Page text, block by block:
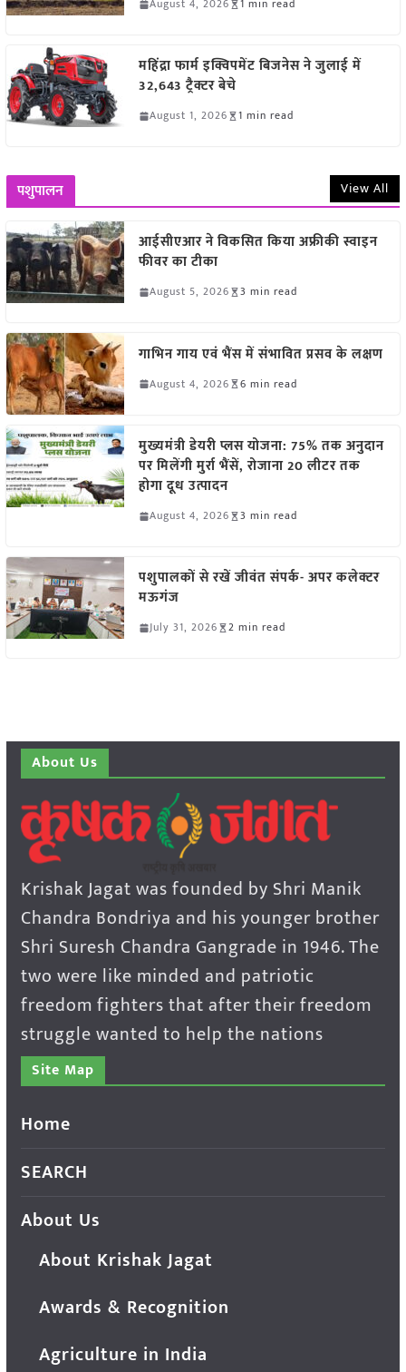
August 4, 2026 1 min read
महिंद्रा फार्म इक्विपमेंट बिजनेस ने जुलाई में
32,643 ट्रैक्टर बेचे
August 1, 2026 1 min read
पशुपालन View All
आईसीएआर ने विकसित किया अफ्रीकी स्वाइन
फीवर का टीका
August 5, 2026 3 min read
गाभिन गाय एवं भैंस में संभावित प्रसव के लक्षण
August 4, 2026 6 min read
मुख्यमंत्री डेयरी प्लस योजना: 75% तक अनुदान
पर मिलेंगी मुर्रा भैंसें, रोजाना 20 लीटर तक
होगा दूध उत्पादन
August 4, 2026 3 min read
पशुपालकों से रखें जीवंत संपर्क- अपर कलेक्टर
मऊगंज
July 31, 2026 2 min read
About Us
Krishak Jagat was founded by Shri Manik
Chandra Bondriya and his younger brother
Shri Suresh Chandra Gangrade in 1946. The
two were like minded and patriotic
freedom fighters that after their freedom
struggle wanted to help the nations
Site Map
Home
SEARCH
About Us
About Krishak Jagat
Awards & Recognition
Agriculture in India